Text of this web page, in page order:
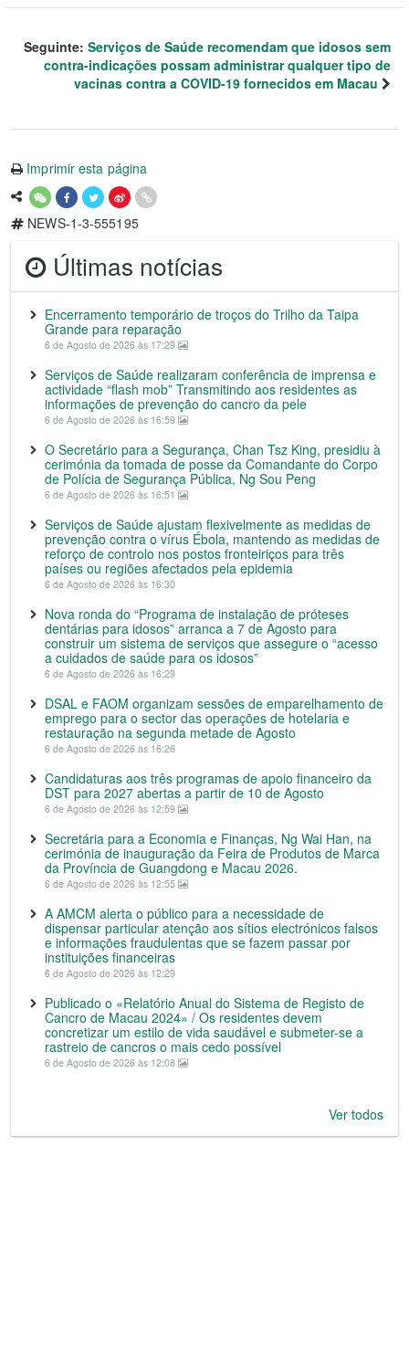
Seguinte: Serviços de Saúde recomendam que idosos sem
contra-indicações possam administrar qualquer tipo de
vacinas contra a COVID-19 fornecidos em Macau
Imprimir esta página
NEWS-1-3-555195
Últimas notícias
Encerramento temporário de troços do Trilho da Taipa
Grande para reparação
6 de Agosto de 2026 às 17:29
Serviços de Saúde realizaram conferência de imprensa e
actividade “flash mob” Transmitindo aos residentes as
informações de prevenção do cancro da pele
6 de Agosto de 2026 às 16:59
O Secretário para a Segurança, Chan Tsz King, presidiu à
cerimónia da tomada de posse da Comandante do Corpo
de Polícia de Segurança Pública, Ng Sou Peng
6 de Agosto de 2026 às 16:51
Serviços de Saúde ajustam flexivelmente as medidas de
prevenção contra o vírus Ébola, mantendo as medidas de
reforço de controlo nos postos fronteiriços para três
países ou regiões afectados pela epidemia
6 de Agosto de 2026 às 16:30
Nova ronda do “Programa de instalação de próteses
dentárias para idosos” arranca a 7 de Agosto para
construir um sistema de serviços que assegure o “acesso
a cuidados de saúde para os idosos”
6 de Agosto de 2026 às 16:29
DSAL e FAOM organizam sessões de emparelhamento de
emprego para o sector das operações de hotelaria e
restauração na segunda metade de Agosto
6 de Agosto de 2026 às 16:26
Candidaturas aos três programas de apoio financeiro da
DST para 2027 abertas a partir de 10 de Agosto
6 de Agosto de 2026 às 12:59
Secretária para a Economia e Finanças, Ng Wai Han, na
cerimónia de inauguração da Feira de Produtos de Marca
da Província de Guangdong e Macau 2026.
6 de Agosto de 2026 às 12:55
A AMCM alerta o público para a necessidade de
dispensar particular atenção aos sítios electrónicos falsos
e informações fraudulentas que se fazem passar por
instituições financeiras
6 de Agosto de 2026 às 12:29
Publicado o «Relatório Anual do Sistema de Registo de
Cancro de Macau 2024» / Os residentes devem
concretizar um estilo de vida saudável e submeter-se a
rastreio de cancros o mais cedo possível
6 de Agosto de 2026 às 12:08
Ver todos